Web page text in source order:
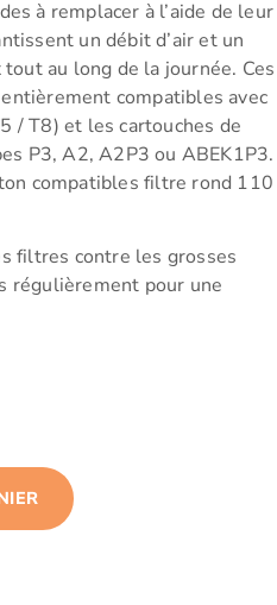
à remplacer à l’aide de leur
un débit d’air et un
au long de la journée. Ces
compatibles avec
/ T8) et les cartouches de
P3, A2, A2P3 ou ABEK1P3.
compatibles filtre rond 110
filtres contre les grosses
régulièrement pour une